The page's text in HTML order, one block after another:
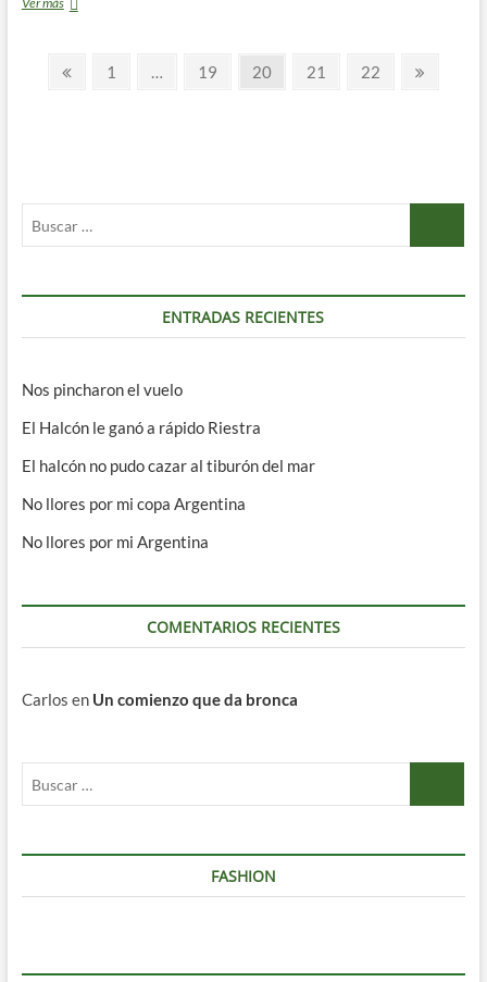
Paginación
PáginaPágina
1 … Página
19 Página
20 Página
21 Página
22
Página
ENTRADAS RECIENTES
Nos pincharon el vuelo
El Halcón le ganó a rápido Riestra
El halcón no pudo cazar al tiburón del mar
No llores por mi copa Argentina
No llores por mi Argentina
COMENTARIOS RECIENTES
Carlos en Un comienzo que da bronca
FASHION